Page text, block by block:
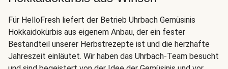
Für HelloFresh liefert der Betrieb Uhrbach Gemüsinis
Hokkaidokürbis aus eigenem Anbau, der ein fester
Bestandteil unserer Herbstrezepte ist und die herzhafte
Jahreszeit einläutet. Wir haben das Uhrbach-Team besucht